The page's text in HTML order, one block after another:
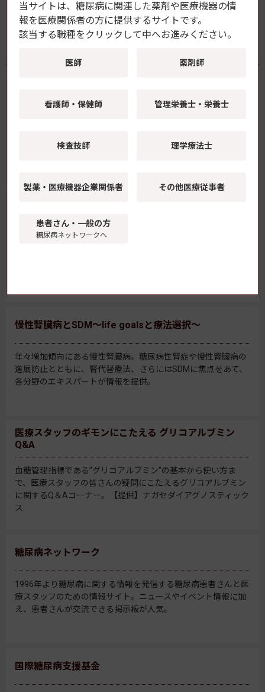
論考百選 -エキスパートたちの視点-
品・医療機器に関する情報、医療課題などをテーマに独自の視
慢性腎臓病とSDM～life goalsと療法選択～
年々増加傾向にある慢性腎臓病。糖尿病性腎症や慢性腎臓病の
進展防止とともに、腎代替療法、さらにはSDMに焦点をあて、
各分野のエキスパートが情報を提供。
医療スタッフのギモンにこたえる グリコアルブミン
Q&A
血糖管理指標である”グリコアルブミン”の基本から使い方ま
で、医療スタッフの皆さんの疑問にこたえるグリコアルブミン
に関するQ＆Aコーナー。【提供】ナガセダイアグノスティック
ス
糖尿病ネットワーク
1996年より糖尿病に関する情報を発信する糖尿病患者さんと医
療スタッフのための情報サイト。ニュースやイベント情報に加
え、患者さんが交流できる掲示板が人気。
国際糖尿病支援基金
当サイトは、糖尿病に関連した薬剤や医療機器の情
報を医療関係者の方に提供するサイトです。
該当する職種をクリックして中へお進みください。
医師 薬剤師
看護師・保健師 管理栄養士・栄養士
検査技師 理学療法士
製薬・医療機器企業関係者 その他医療従事者
患者さん・一般の方
糖尿病ネットワークへ